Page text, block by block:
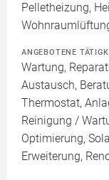
Pelletheizung,
ANGEBOTENE
Wartung,
Austausch,
Thermostat,
Reinigung /
Optimierung,
Erweiterung,